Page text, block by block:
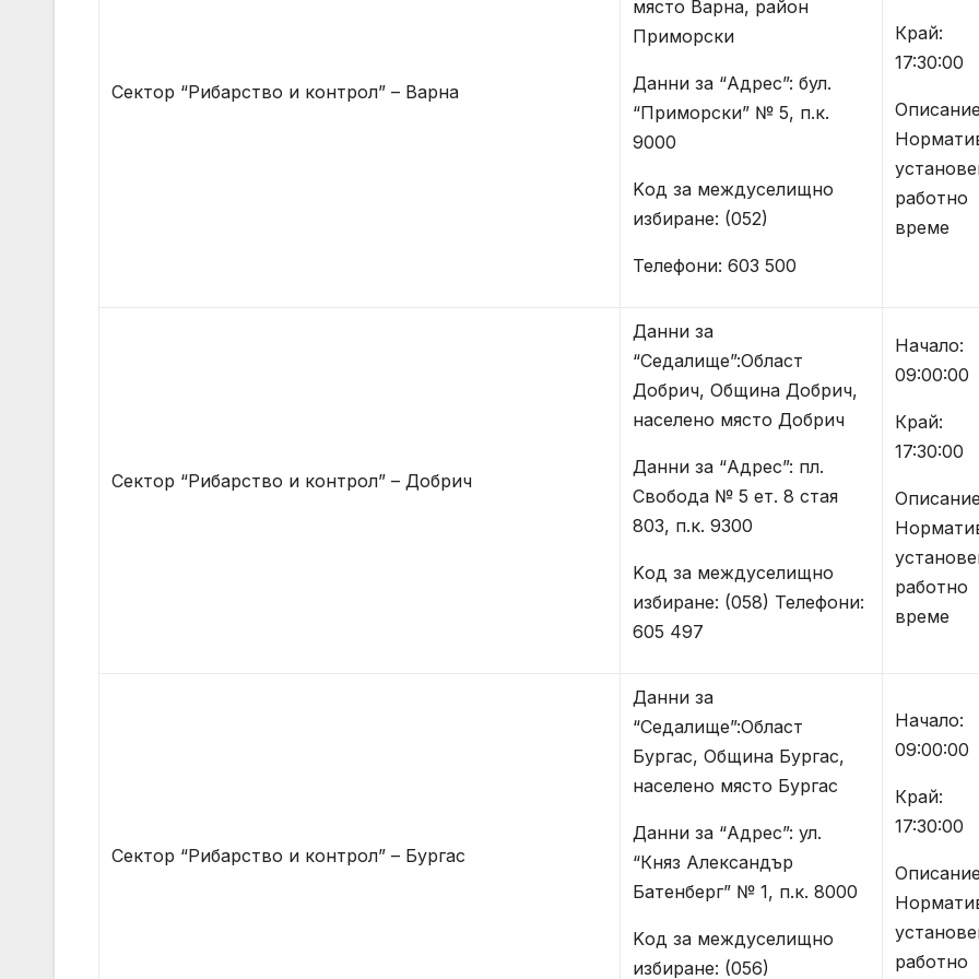
Сектор “Рибарство и контрол” – Варна
място Варна, район
Приморски
Данни за “Адрес”: бул.
“Приморски” № 5, п.к.
9000
Kод за междуселищно
избиране: (052)
Телефони: 603 500
Край:
17:30:00
работно
време
Сектор “Рибарство и контрол” – Добрич
Данни за
“Седалище”:Област
Добрич, Община Добрич,
населено място Добрич
Данни за “Адрес”: пл.
Свобода № 5 ет. 8 стая
803, п.к. 9300
Kод за междуселищно
избиране: (058) Телефони:
605 497
Начало:
09:00:00
Край:
17:30:00
работно
време
Сектор “Рибарство и контрол” – Бургас
Данни за
“Седалище”:Област
Бургас, Община Бургас,
населено място Бургас
Данни за “Адрес”: ул.
“Княз Александър
Батенберг” № 1, п.к. 8000
Kод за междуселищно
избиране: (056)
Начало:
09:00:00
Край:
17:30:00
работно